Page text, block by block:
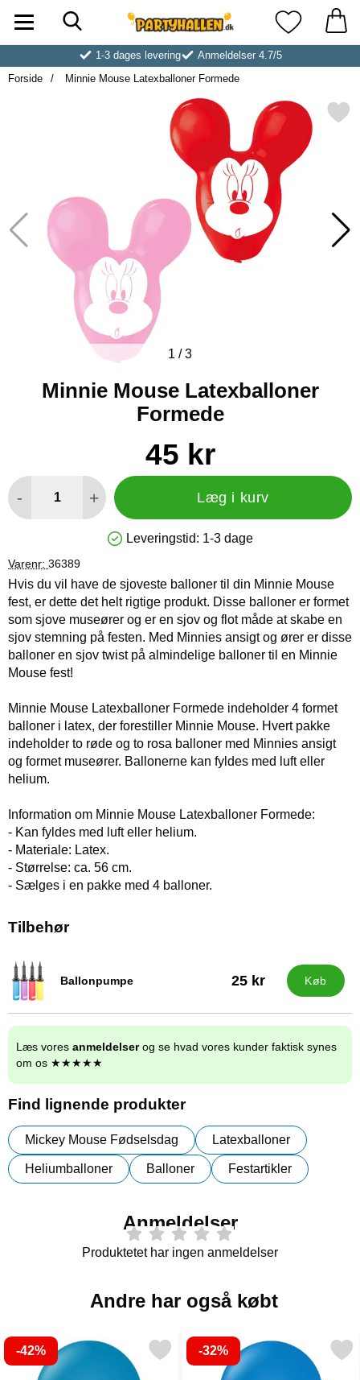
Startside for Partyhallen AB Mine
1-3 dages levering
Anmeldelser 4.7/5
Forside
Minnie Mouse Latexballoner Formede
Markér minnie Mouse
1 /3
Minnie Mouse Latexballoner
Formede
Køb dette produkt Minnie Mouse Latexballoner Formede
pris
45 kr
- + Læg i kurv
Produkttilgængelighed: På lager
Leveringstid: 1-3 dage
Varenr: 36389
Hvis du vil have de sjoveste balloner til din Minnie Mouse
fest, er dette det helt rigtige produkt. Disse balloner er formet
som sjove museører og er en sjov og flot måde at skabe en
sjov stemning på festen. Med Minnies ansigt og ører er disse
balloner en sjov twist på almindelige balloner til en Minnie
Mouse fest!
Minnie Mouse Latexballoner Formede indeholder 4 formet
balloner i latex, der forestiller Minnie Mouse. Hvert pakke
indeholder to røde og to rosa balloner med Minnies ansigt
og formet museører. Ballonerne kan fyldes med luft eller
helium.
Information om Minnie Mouse Latexballoner Formede:
- Kan fyldes med luft eller helium.
- Materiale: Latex.
- Størrelse: ca. 56 cm.
- Sælges i en pakke med 4 balloner.
Tilbehør
Ballonpumpe
Varenr 9838 25 kr Køb
Læs vores anmeldelserog se hvad vores kunder faktisk synes
om os ★★★★★
Find lignende produkter
Mickey Mouse Fødselsdag Latexballoner
Heliumballoner Balloner Festartikler
Anmeldelser
Produktetet har ingen anmeldelser
Andre har også købt
-42%
Store Standard Latexballoner Deep Blue 25-pak som favorit
-32%
Markér blå Store Standard